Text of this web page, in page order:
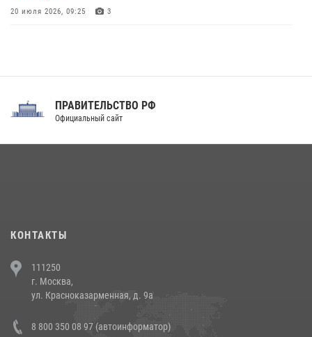
20 июля 2026, 09:25 3
Праздник «Один день с Росгвардией» к 105-летию Центрального
напавших на бригаду скорой помощи (видео)
14 июля 2026, 12:20
В Росгвардии прошла военно-научная конференция по обобщению
боевого опыта
ПРАВИТЕЛЬСТВО РФ
Официальный сайт
КОНТАКТЫ
111250
г. Москва,
ул. Красноказарменная, д. 9а
8 800 350 08 97 (автоинформатор)